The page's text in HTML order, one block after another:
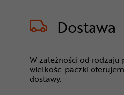
Dostawa
W zależności od rodzaju
wielkości paczki
dostawy.